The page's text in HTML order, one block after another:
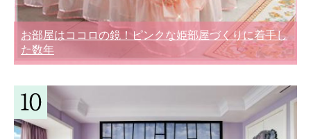
お部屋はココロの鏡！ピンクな姫部屋づくりに着手し
た数年